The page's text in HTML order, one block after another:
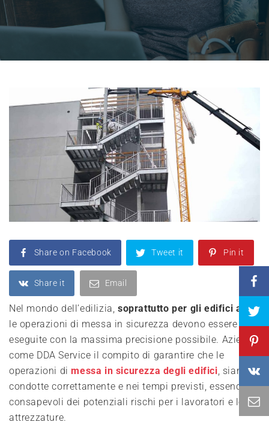
Share on Facebook Tweet it Pin it
Share it Email
Nel mondo dell’edilizia, soprattutto per gli edifici alti,
le operazioni di messa in sicurezza devono essere
eseguite con la massima precisione possibile. Aziende
come DDA Service il compito di garantire che le
operazioni dimessa in sicurezza degli edifici, siano
condotte correttamente e nei tempi previsti, essendo
consapevoli dei potenziali rischi per i lavoratori e le
attrezzature.